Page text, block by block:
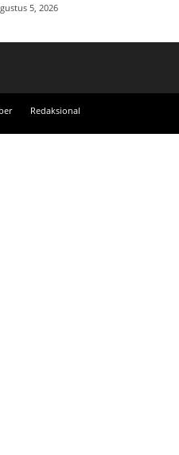
5, 2026
Redaksional